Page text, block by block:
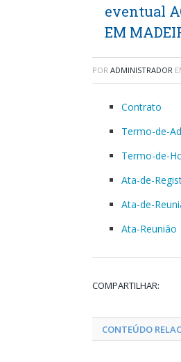
eventual
EM
POR ADMINISTRADOR
Contrato
Termo-de-
Termo-de-
Ata-de-
Ata-de-
Ata-Reunião
COMPARTILHAR:
CONTEÚDO